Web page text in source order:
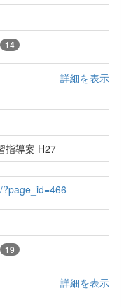
14
詳細を表示
指導案 H27
19
詳細を表示